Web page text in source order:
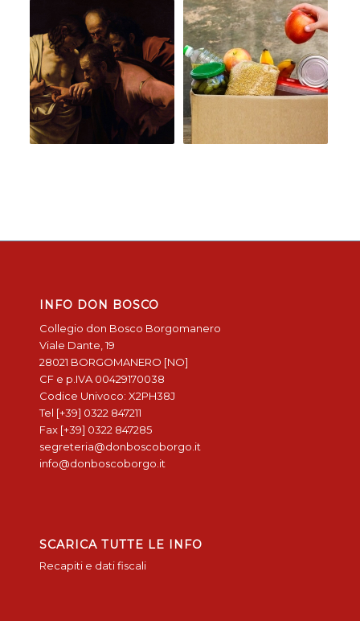
INFO DON BOSCO
Collegio don Bosco Borgomanero
Viale Dante, 19
28021 BORGOMANERO [NO]
CF e p.IVA 00429170038
Codice Univoco: X2PH38J
Tel [+39] 0322 847211
Fax [+39] 0322 847285
segreteria@donboscoborgo.it
info@donboscoborgo.it
SCARICA TUTTE LE INFO
Recapiti e dati fiscali